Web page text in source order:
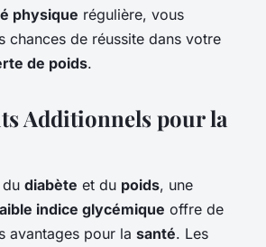
physique régulière, vous
chances de réussite dans votre
de poids.
Additionnels pour la
diabète et du poids, une
indice glycémique offre de
avantages pour la santé. Les